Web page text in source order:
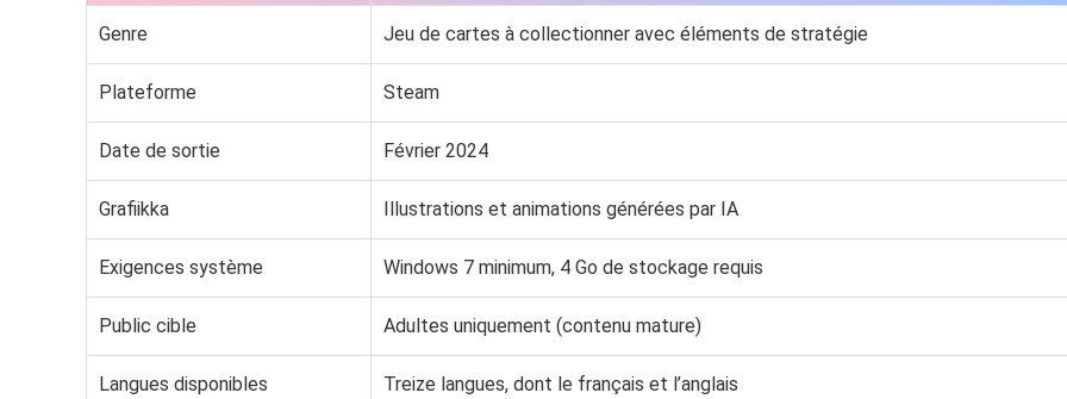
Genre Jeu de cartes à collectionner avec éléments de stratégie
Plateforme Steam
Date de sortie Février 2024
Grafiikka Illustrations et animations générées par IA
Exigences système Windows 7 minimum, 4 Go de stockage requis
Public cible Adultes uniquement (contenu mature)
Langues disponibles Treize langues, dont le français et l’anglais